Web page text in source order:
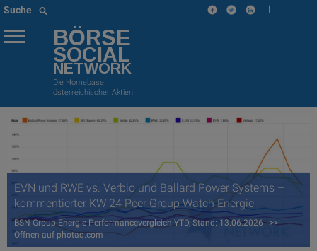
Suche |
BÖRSE
SOCIAL
NETWORK
Die Homebase
österreichischer Aktien
EVN und RWE vs. Verbio und Ballard Power Systems –
kommentierter KW 24 Peer Group Watch Energie
BSN Group Energie Performancevergleich YTD, Stand: 13.06.2026 >>
Öffnen auf photaq.com